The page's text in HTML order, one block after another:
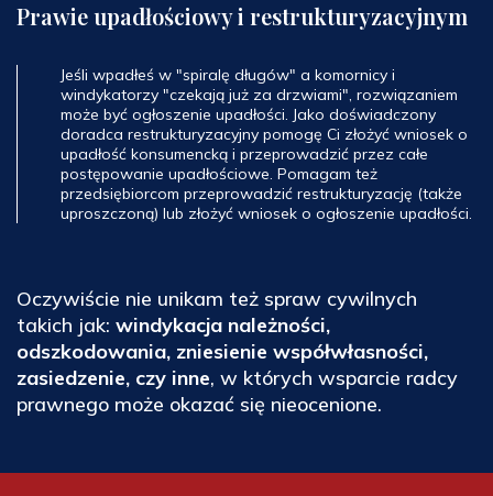
Prawie upadłościowy i restrukturyzacyjnym
Jeśli wpadłeś w "spiralę długów" a komornicy i
windykatorzy "czekają już za drzwiami", rozwiązaniem
może być ogłoszenie upadłości. Jako doświadczony
doradca restrukturyzacyjny pomogę Ci złożyć wniosek o
upadłość konsumencką i przeprowadzić przez całe
postępowanie upadłościowe. Pomagam też
przedsiębiorcom przeprowadzić restrukturyzację (także
uproszczoną) lub złożyć wniosek o ogłoszenie upadłości.
Oczywiście nie unikam też spraw cywilnych
takich jak: windykacja należności,
odszkodowania, zniesienie współwłasności,
zasiedzenie, czy inne, w których wsparcie radcy
prawnego może okazać się nieocenione.